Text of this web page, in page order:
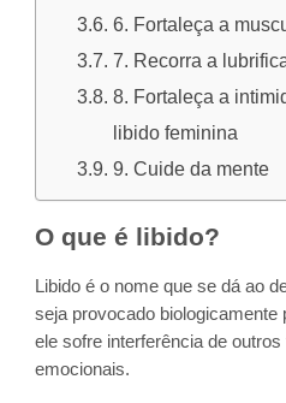
6. Fortaleça a
7. Recorra a
8. Fortaleça a
libido feminina
9. Cuide da mente
O que é libido?
Libido é o nome que se dá ao
seja provocado
ele sofre interferência de
emocionais.